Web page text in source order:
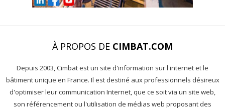
À PROPOS DE CIMBAT.COM
Depuis 2003, Cimbat est un site d'information sur l'internet et le
bâtiment unique en France. Il est destiné aux professionnels désireux
d'optimiser leur communication Internet, que ce soit via un site web,
son référencement ou l'utilisation de médias web proposant des